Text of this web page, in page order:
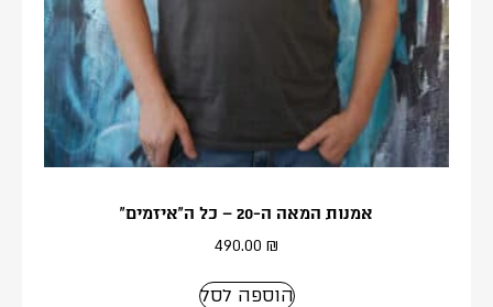
אמנות המאה ה-20 – כל ה”איזמים”
490.00 ₪
הוספה לסל